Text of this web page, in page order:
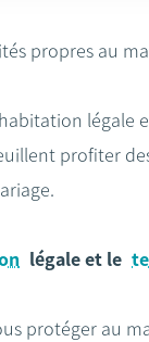
propres au
légale
profiter
légale et le
protéger au